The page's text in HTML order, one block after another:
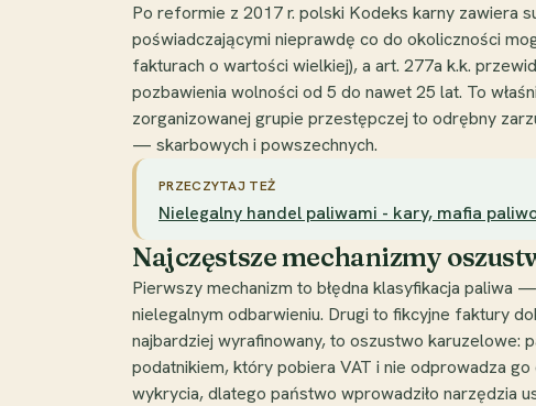
Po reformie z 2017 r. polski Kodeks karny zawiera
poświadczającymi nieprawdę co do okoliczności
fakturach o wartości wielkiej), a art. 277a k.k.
pozbawienia wolności od 5 do nawet 25 lat. To
zorganizowanej grupie przestępczej to odrębny
— skarbowych i powszechnych.
PRZECZYTAJ TEŻ
Nielegalny handel paliwami - kary, mafia
Najczęstsze mechanizmy
Pierwszy mechanizm to błędna klasyfikacja paliwa
nielegalnym odbarwieniu. Drugi to fikcyjne faktury
najbardziej wyrafinowany, to oszustwo karuzelowe:
podatnikiem, który pobiera VAT i nie odprowadza
wykrycia, dlatego państwo wprowadziło narzędzia